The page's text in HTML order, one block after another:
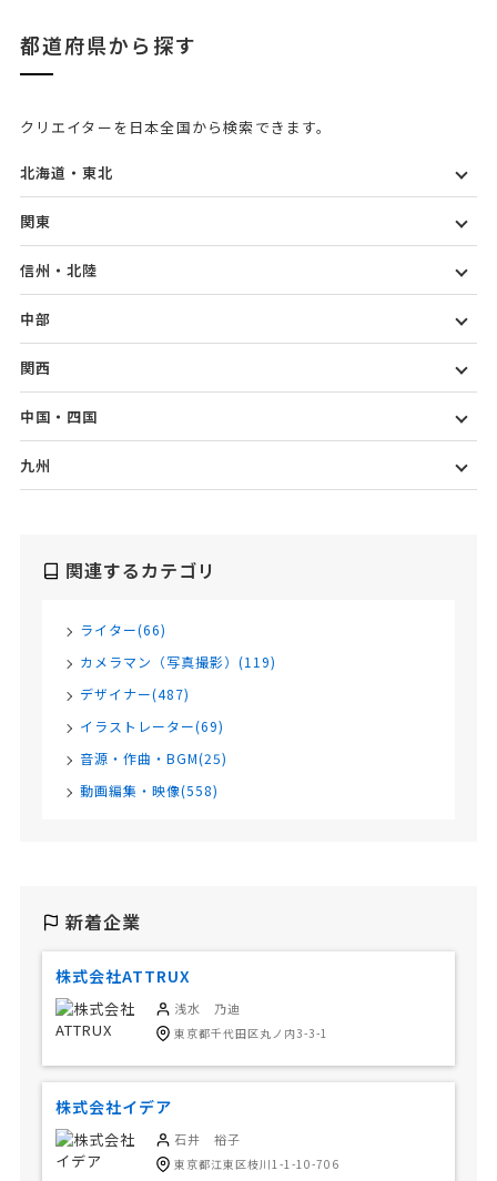
都道府県から探す
クリエイターを日本全国から検索できます。
北海道・東北
関東
信州・北陸
中部
関西
中国・四国
九州
関連するカテゴリ
ライター(66)
カメラマン（写真撮影）(119)
デザイナー(487)
イラストレーター(69)
音源・作曲・BGM(25)
動画編集・映像(558)
新着企業
株式会社ATTRUX
浅水 乃迪
東京都千代田区丸ノ内3-3-1
株式会社イデア
石井 裕子
東京都江東区枝川1-1-10-706